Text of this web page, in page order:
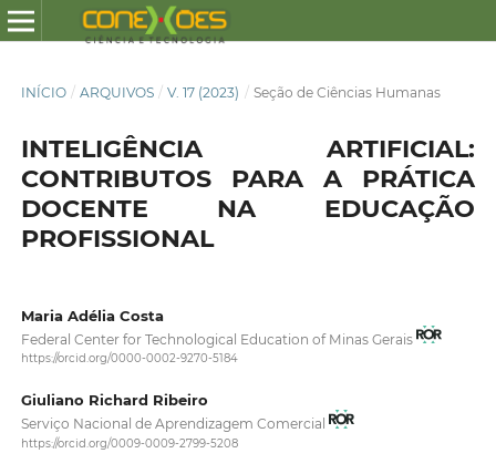
INÍCIO / ARQUIVOS / V. 17 (2023) / Seção de Ciências Humanas
INTELIGÊNCIA ARTIFICIAL:
CONTRIBUTOS PARA A PRÁTICA
DOCENTE NA EDUCAÇÃO
PROFISSIONAL
Maria Adélia Costa
Federal Center for Technological Education of Minas Gerais
https://orcid.org/0000-0002-9270-5184
Giuliano Richard Ribeiro
Serviço Nacional de Aprendizagem Comercial
https://orcid.org/0009-0009-2799-5208